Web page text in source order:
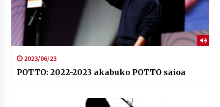
2023/06/23
POTTO: 2022-2023 akabuko POTTO saioa